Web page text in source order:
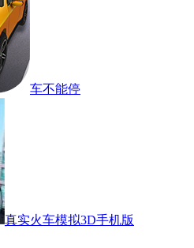
车不能停
真实火车模拟3D手机版